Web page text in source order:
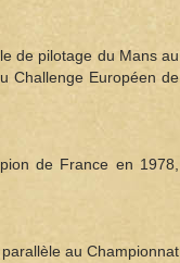
de pilotage du Mans au
Challenge Européen de
de France en 1978,
au Championnat